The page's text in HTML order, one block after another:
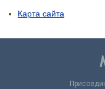
Карта сайта